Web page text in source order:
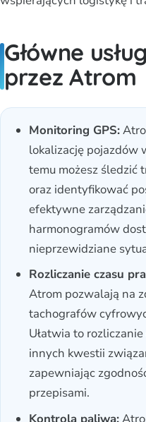
Główne
przez Atrom
Monitoring GPS:
lokalizację pojazdów
temu możesz śledzić
oraz identyfikować
efektywne
harmonogramów
nieprzewidziane
Rozliczanie czasu
Atrom pozwalają na
tachografów
Ułatwia to
innych kwestii
zapewniając
przepisami.
Kontrola paliwa: